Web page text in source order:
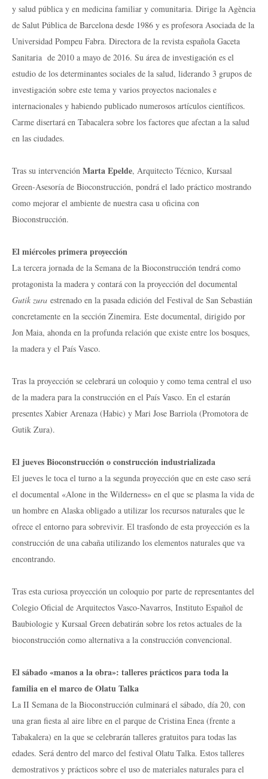
y salud pública y en medicina familiar y comunitaria. Dirige la Agència
de Salut Pública de Barcelona desde 1986 y es profesora Asociada de la
Universidad Pompeu Fabra. Directora de la revista española Gaceta
Sanitaria de 2010 a mayo de 2016. Su área de investigación es el
estudio de los determinantes sociales de la salud, liderando 3 grupos de
investigación sobre este tema y varios proyectos nacionales e
internacionales y habiendo publicado numerosos artículos científicos.
Carme disertará en Tabacalera sobre los factores que afectan a la salud
en las ciudades.
Tras su intervención Marta Epelde, Arquitecto Técnico, Kursaal
Green-Asesoría de Bioconstrucción, pondrá el lado práctico mostrando
como mejorar el ambiente de nuestra casa u oficina con
Bioconstrucción.
El miércoles primera proyección
La tercera jornada de la Semana de la Bioconstrucción tendrá como
protagonista la madera y contará con la proyección del documental
Gutik zura estrenado en la pasada edición del Festival de San Sebastián
concretamente en la sección Zinemira. Este documental, dirigido por
Jon Maia, ahonda en la profunda relación que existe entre los bosques,
la madera y el País Vasco.
Tras la proyección se celebrará un coloquio y como tema central el uso
de la madera para la construcción en el País Vasco. En el estarán
presentes Xabier Arenaza (Habic) y Mari Jose Barriola (Promotora de
Gutik Zura).
El jueves Bioconstrucción o construcción industrializada
El jueves le toca el turno a la segunda proyección que en este caso será
el documental «Alone in the Wilderness» en el que se plasma la vida de
un hombre en Alaska obligado a utilizar los recursos naturales que le
ofrece el entorno para sobrevivir. El trasfondo de esta proyección es la
construcción de una cabaña utilizando los elementos naturales que va
encontrando.
Tras esta curiosa proyección un coloquio por parte de representantes del
Colegio Oficial de Arquitectos Vasco-Navarros, Instituto Español de
Baubiologie y Kursaal Green debatirán sobre los retos actuales de la
bioconstrucción como alternativa a la construcción convencional.
El sábado «manos a la obra»: talleres prácticos para toda la
familia en el marco de Olatu Talka
La II Semana de la Bioconstrucción culminará el sábado, día 20, con
una gran fiesta al aire libre en el parque de Cristina Enea (frente a
Tabakalera) en la que se celebrarán talleres gratuitos para todas las
edades. Será dentro del marco del festival Olatu Talka. Estos talleres
demostrativos y prácticos sobre el uso de materiales naturales para el